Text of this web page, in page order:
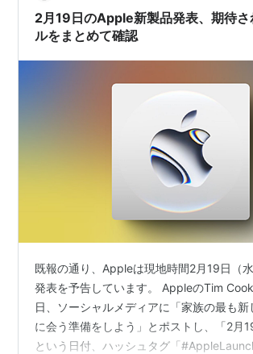
2月19日のApple新製品発表、期待さ
ルをまとめて確認
既報の通り、Appleは現地時間2月19日（
発表を予告しています。 AppleのTim
日、ソーシャルメディアに「家族の最も新
に会う準備をしよう」とポストし、「2月
という日付、ハッシュタグ「